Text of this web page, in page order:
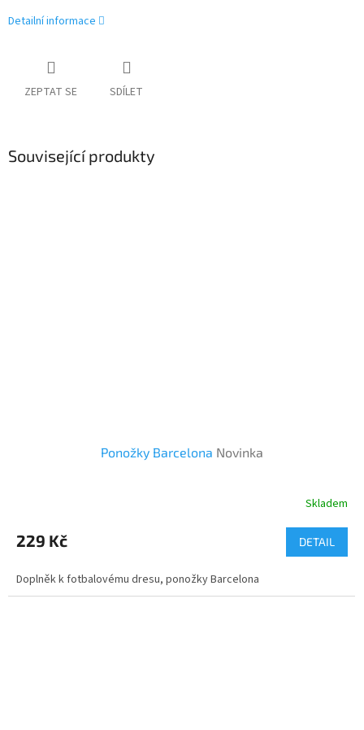
Detailní informace
ZEPTAT SE SDÍLET
Související produkty
Ponožky Barcelona Novinka
Skladem
229 Kč DETAIL
Doplněk k fotbalovému dresu, ponožky Barcelona